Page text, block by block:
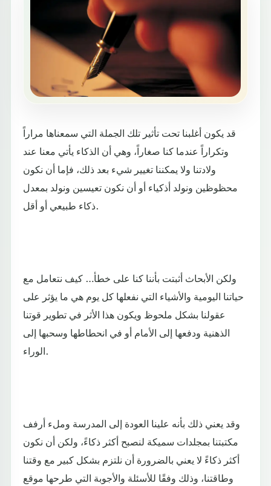
قد يكون أغلبنا تحت تأثير تلك الجملة التي سمعناها مراراً
وتكراراً عندما كنا صغاراً، وهي أن الذكاء يأتي معنا عند
ولادتنا ولا يمكننا تغيير شيء بعد ذلك، فإما أن نكون
محظوظين ونولد أذكياء أو أن نكون تعيسين ونولد بمعدل
ذكاء طبيعي أو أقل.
ولكن الأبحاث أثبتت بأننا كنا على خطأ… كيف نتعامل مع
حياتنا اليومية والأشياء التي نفعلها كل يوم هي ما يؤثر على
عقولنا بشكل ملحوظ ويكون هذا الأثر في تطوير قوتنا
الذهنية ودفعها إلى الأمام أو في انحطاطها وسحبها إلى
الوراء.
وقد يعني ذلك بأنه علينا العودة إلى المدرسة وملء أرفف
مكتبتنا بمجلدات سميكة لنصبح أكثر ذكاءً، ولكن أن نكون
أكثر ذكاءً لا يعني بالضرورة أن نلتزم بشكل كبير مع وقتنا
وطاقتنا، وذلك وفقًا للأسئلة والأجوبة التي طرحها موقع